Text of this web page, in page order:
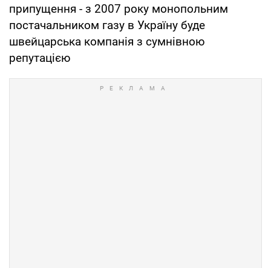
припущення - з 2007 року монопольним
постачальником газу в Україну буде
швейцарська компанія з сумнівною
репутацією